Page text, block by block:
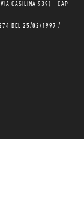
CASILINA 939) - CAP
DEL 25/02/1997 /